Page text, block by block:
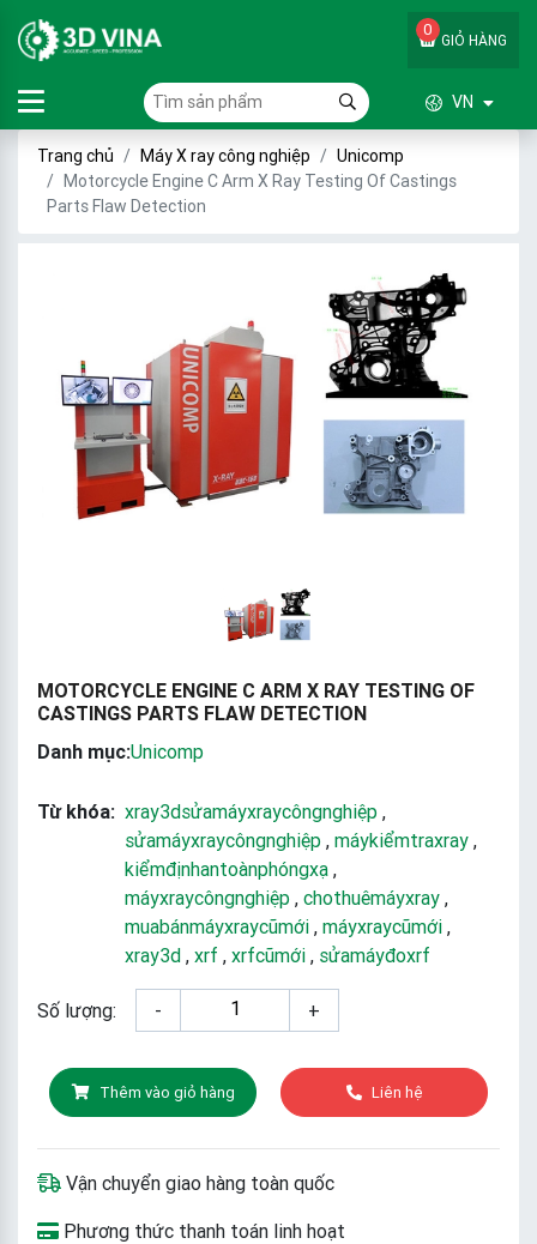
GIỎ HÀNG
0
VN
Trang chủ Máy X ray công nghiệp
Unicomp
Motorcycle Engine C Arm X Ray Testing Of Castings
Parts Flaw Detection
MOTORCYCLE ENGINE C ARM X RAY TESTING OF
CASTINGS PARTS FLAW DETECTION
Danh mục:Unicomp
Từ khóa: xray3dsửamáyxraycôngnghiệp ,
sửamáyxraycôngnghiệp , máykiểmtraxray ,
kiểmđịnhantoànphóngxạ ,
máyxraycôngnghiệp , chothuêmáyxray ,
muabánmáyxraycũmới , máyxraycũmới ,
xray3d , xrf , xrfcũmới , sửamáyđoxrf
Số lượng: - +
Thêm vào giỏ hàng Liên hệ
Vận chuyển giao hàng toàn quốc
Phương thức thanh toán linh hoạt